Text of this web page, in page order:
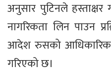
अनुसार पुटिनले
नागरिकता लिन पाउन
आदेश रुसको आधिकारिक
गरिएको छ।